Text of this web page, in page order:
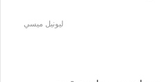
ليونيل ميسي